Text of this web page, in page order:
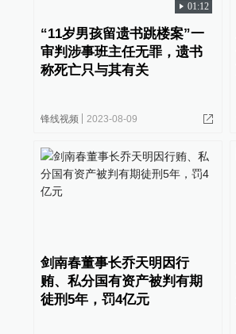
01:12
“11岁男孩留遗书跳楼案”一
审判涉事班主任无罪，遗书
称死亡只与其有关
锋线视频 2023-08-09
剑南春董事长乔天明因行
贿、私分国有资产被判有期
徒刑5年，罚4亿元